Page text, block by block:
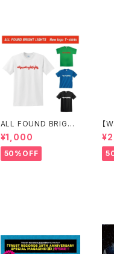
ALL FOUND BRIGHT
LIGHTS SIMPLE LO
GO T-SHIRTS
¥1,000
50%OFF
【
LL